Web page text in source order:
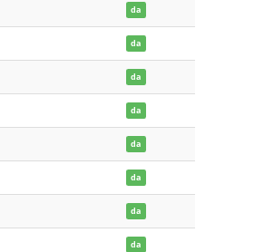
da
da
da
da
da
da
da
da